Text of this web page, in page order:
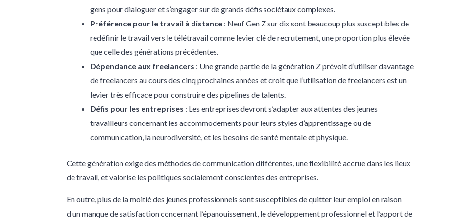
gens pour dialoguer et s’engager sur de grands défis sociétaux complexes.
Préférence pour le travail à distance : Neuf Gen Z sur dix sont beaucoup plus susceptibles de
redéfinir le travail vers le télétravail comme levier clé de recrutement, une proportion plus élevée
que celle des générations précédentes.
Dépendance aux freelancers : Une grande partie de la génération Z prévoit d’utiliser davantage
de freelancers au cours des cinq prochaines années et croit que l’utilisation de freelancers est un
levier très efficace pour construire des pipelines de talents.
Défis pour les entreprises : Les entreprises devront s’adapter aux attentes des jeunes
travailleurs concernant les accommodements pour leurs styles d’apprentissage ou de
communication, la neurodiversité, et les besoins de santé mentale et physique.
Cette génération exige des méthodes de communication différentes, une flexibilité accrue dans les lieux
de travail, et valorise les politiques socialement conscientes des entreprises.
En outre, plus de la moitié des jeunes professionnels sont susceptibles de quitter leur emploi en raison
d’un manque de satisfaction concernant l’épanouissement, le développement professionnel et l’apport de